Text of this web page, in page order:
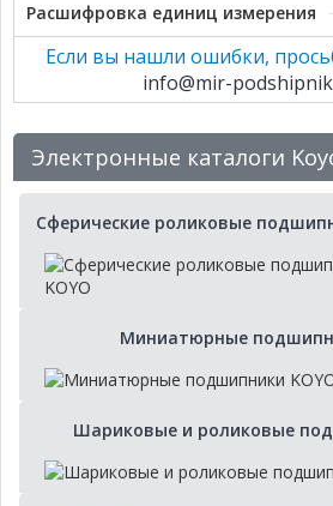
Расшифровка единиц измерения
Если вы нашли ошибки,
info@mir-
Электронные каталоги
Сферические роликовые
Миниатюрные
Шариковые и роликовые